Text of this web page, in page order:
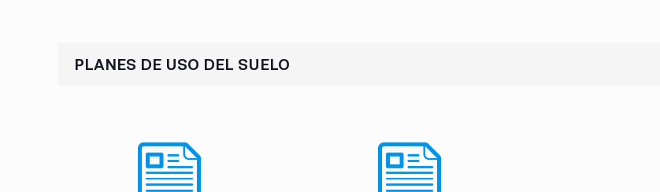
PLANES DE USO DEL SUELO